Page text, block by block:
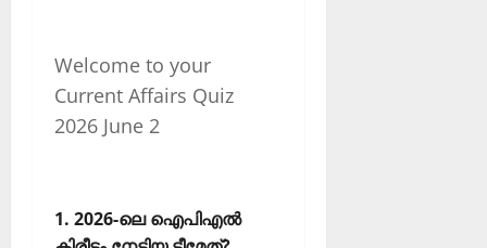
Welcome to your
Current Affairs Quiz
2026 June 2
1. 2026-ലെ ഐപിഎല്‍